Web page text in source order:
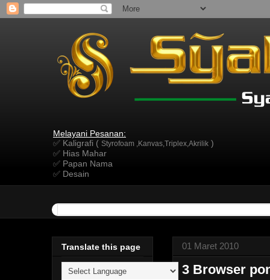
Melayani Pesanan:
✅ Kaligrafi ( Styrofoam ,Kanvas,Triplex,Akrilik )
✅ Hias Mahar
✅ Papan Nama
✅ Desain
01 Maret 2010
3 Browser
Translate this page